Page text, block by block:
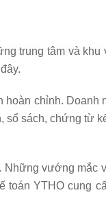
trung tâm và
chỉnh.
sách, chứng từ
vướng mắc
YTHO cung